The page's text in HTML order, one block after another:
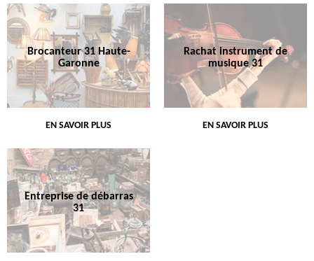
Brocanteur 31 Haute-
Garonne
EN SAVOIR PLUS
Rachat instrument de
musique 31
EN SAVOIR PLUS
Entreprise de débarras
31